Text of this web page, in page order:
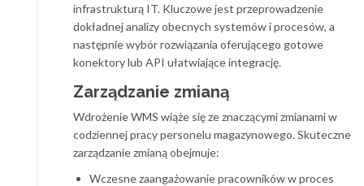
infrastrukturą IT. Kluczowe jest przeprowadzenie
dokładnej analizy obecnych systemów i procesów, a
następnie wybór rozwiązania oferującego gotowe
konektory lub API ułatwiające integrację.
Zarządzanie zmianą
Wdrożenie WMS wiąże się ze znaczącymi zmianami w
codziennej pracy personelu magazynowego. Skuteczne
zarządzanie zmianą obejmuje:
Wczesne zaangażowanie pracowników w proces